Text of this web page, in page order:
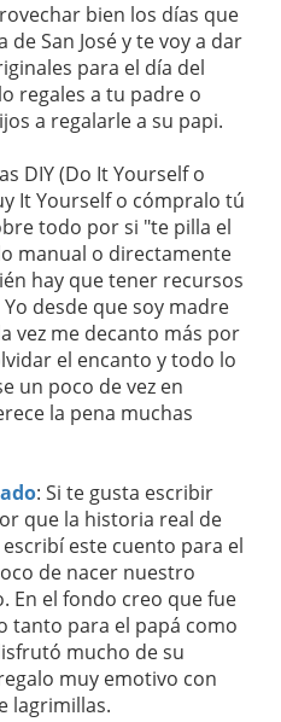
bien los días que
San José y te voy a dar
para el día del
regales a tu padre o
a regalarle a su papi.
DIY (Do It Yourself o
It Yourself o cómpralo tú
todo por si "te pilla el
manual o directamente
hay que tener recursos
desde que soy madre
vez me decanto más por
el encanto y todo lo
un poco de vez en
la pena muchas
: Si te gusta escribir
que la historia real de
este cuento para el
de nacer nuestro
En el fondo creo que fue
tanto para el papá como
mucho de su
muy emotivo con
lagrimillas.